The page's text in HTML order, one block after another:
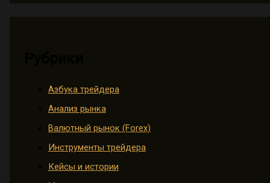
Азбука трейдера
Анализ рынка
Валютный рынок (Forex)
Инструменты трейдера
Кейсы и истории